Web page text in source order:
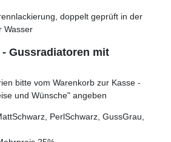
doppelt geprüft in der
Wasser
Gussradiatoren mit
bitte vom Warenkorb zur Kasse -
und Wünsche" angeben
PerlSchwarz, GussGrau,